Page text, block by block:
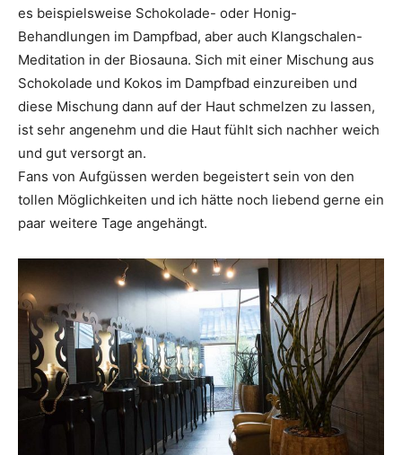
es beispielsweise Schokolade- oder Honig-
Behandlungen im Dampfbad, aber auch Klangschalen-
Meditation in der Biosauna. Sich mit einer Mischung aus
Schokolade und Kokos im Dampfbad einzureiben und
diese Mischung dann auf der Haut schmelzen zu lassen,
ist sehr angenehm und die Haut fühlt sich nachher weich
und gut versorgt an.
Fans von Aufgüssen werden begeistert sein von den
tollen Möglichkeiten und ich hätte noch liebend gerne ein
paar weitere Tage angehängt.